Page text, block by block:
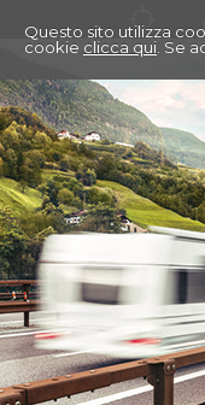
Questo sito utilizza
cookie clicca qui . Se